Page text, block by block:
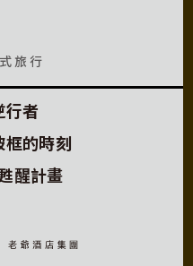
旅行
者
的時刻
醒計畫